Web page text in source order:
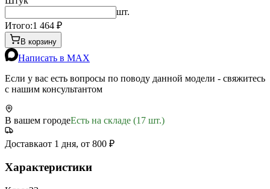
шт.
Итого:1 464 ₽
В корзину
Написать в MAX
Если у вас есть вопросы по поводу данной модели - свяжитесь
с нашим консультантом
В вашем городеЕсть на складе (17 шт.)
Доставкаот 1 дня, от 800 ₽
Характеристики